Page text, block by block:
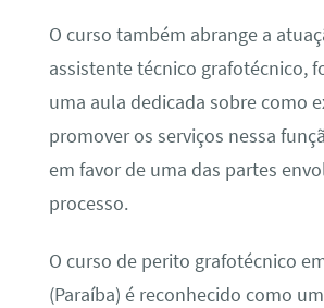
O curso também abrange a
assistente técnico grafotécnico,
uma aula dedicada sobre como
promover os serviços nessa
em favor de uma das partes
processo.
O curso de perito grafotécnico
(Paraíba) é reconhecido como